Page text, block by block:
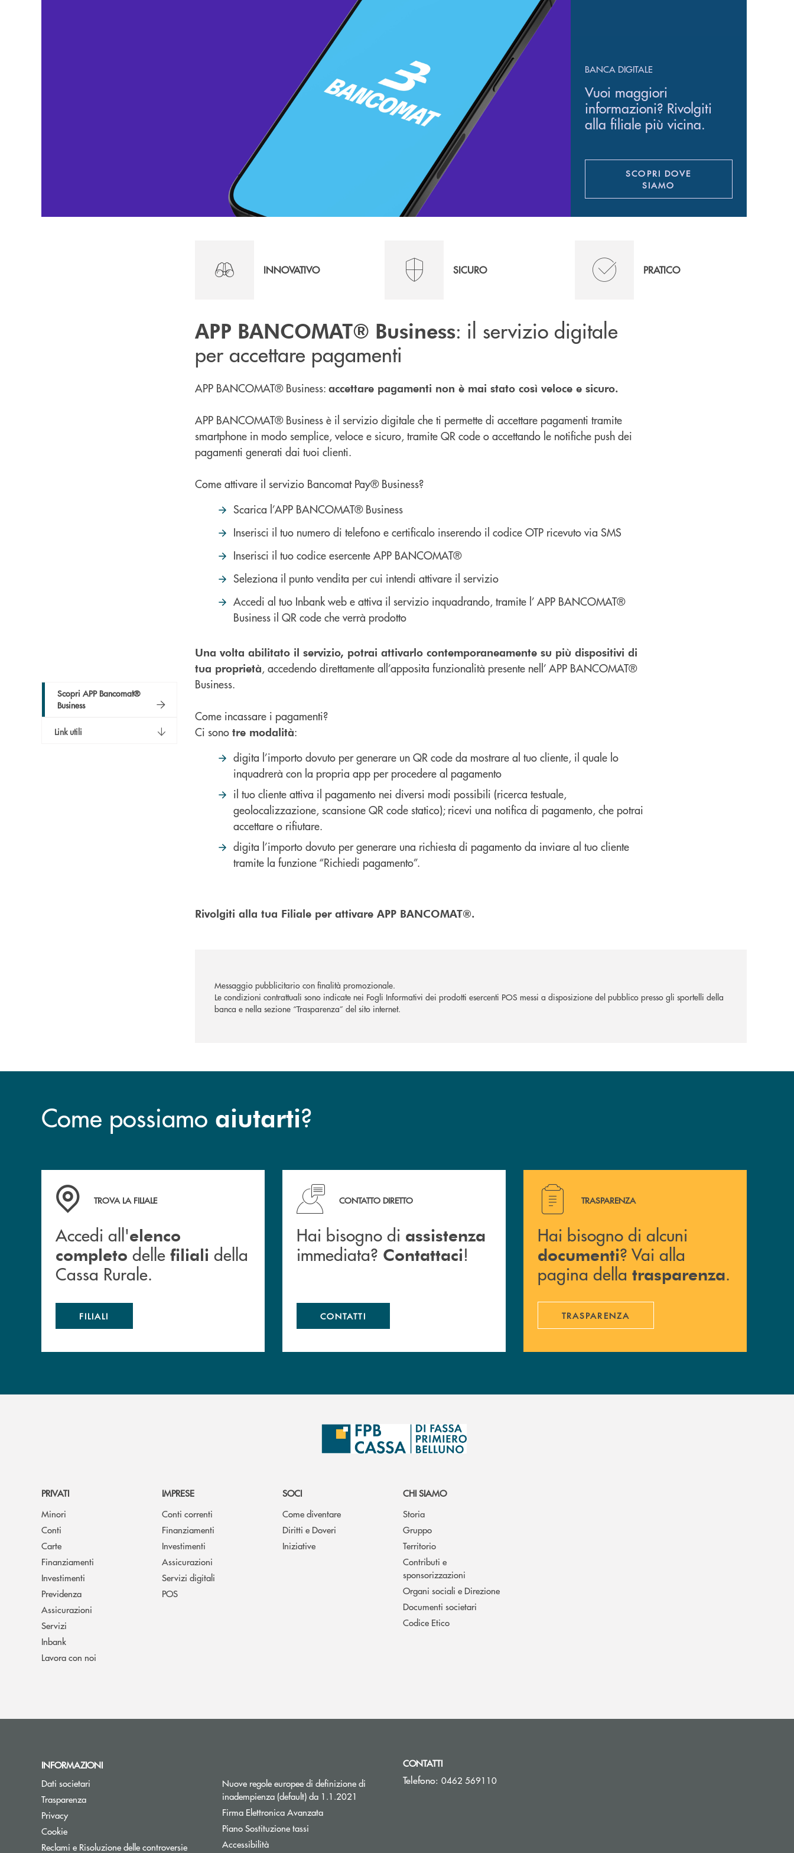
BANCA DIGITALE
Vuoi maggiori
informazioni? Rivolgiti
alla filiale più vicina.
SCOPRI DOVE
SIAMO
Scopri APP Bancomat®
Business
Link utili
INNOVATIVO SICURO PRATICO
APP BANCOMAT® Business: il servizio digitale
per accettare pagamenti
APP BANCOMAT® Business: accettare pagamenti non è mai stato così veloce e sicuro.
APP BANCOMAT® Business è il servizio digitale che ti permette di accettare pagamenti tramite
smartphone in modo semplice, veloce e sicuro, tramite QR code o accettando le notifiche push dei
pagamenti generati dai tuoi clienti.
Come attivare il servizio Bancomat Pay® Business?
Scarica l’APP BANCOMAT® Business
Inserisci il tuo numero di telefono e certificalo inserendo il codice OTP ricevuto via SMS
Inserisci il tuo codice esercente APP BANCOMAT®
Seleziona il punto vendita per cui intendi attivare il servizio
Accedi al tuo Inbank web e attiva il servizio inquadrando, tramite l’ APP BANCOMAT®
Business il QR code che verrà prodotto
Una volta abilitato il servizio, potrai attivarlo contemporaneamente su più dispositivi di
tua proprietà, accedendo direttamente all’apposita funzionalità presente nell’ APP BANCOMAT®
Business.
Come incassare i pagamenti?
Ci sono tre modalità:
digita l’importo dovuto per generare un QR code da mostrare al tuo cliente, il quale lo
inquadrerà con la propria app per procedere al pagamento
il tuo cliente attiva il pagamento nei diversi modi possibili (ricerca testuale,
geolocalizzazione, scansione QR code statico); ricevi una notifica di pagamento, che potrai
accettare o rifiutare.
digita l’importo dovuto per generare una richiesta di pagamento da inviare al tuo cliente
tramite la funzione “Richiedi pagamento”.
Rivolgiti alla tua Filiale per attivare APP BANCOMAT®.
Messaggio pubblicitario con finalità promozionale.
Le condizioni contrattuali sono indicate nei Fogli Informativi dei prodotti esercenti POS messi a disposizione del pubblico presso gli sportelli della
banca e nella sezione “Trasparenza” del sito internet.
Come possiamo aiutarti?
Accedi all' elenco completo delle filiali della Cassa Rurale.
TROVA LA FILIALE
Accedi all'elenco
completo delle filiali della
Cassa Rurale.
FILIALI
Hai bisogno di assistenza immediata? Contattaci !
CONTATTO DIRETTO
Hai bisogno di assistenza
immediata? Contattaci!
CONTATTI
Hai bisogno di alcuni documenti ? Vai alla pagina della
TRASPARENZA
Hai bisogno di alcuni
documenti? Vai alla
pagina della trasparenza.
TRASPARENZA
PRIVATI
Minori
Conti
Carte
Finanziamenti
Investimenti
Previdenza
Assicurazioni
Servizi
Inbank
Lavora con noi
IMPRESE
Conti correnti
Finanziamenti
Investimenti
Assicurazioni
Servizi digitali
POS
SOCI
Come diventare
Diritti e Doveri
Iniziative
CHI SIAMO
Storia
Gruppo
Territorio
Contributi e
sponsorizzazioni
Organi sociali e Direzione
Documenti societari
Codice Etico
INFORMAZIONI
Dati societari
Trasparenza
Privacy
Cookie
Reclami e Risoluzione delle controversie
Nuove regole europee di definizione di
inadempienza (default) da 1.1.2021
Firma Elettronica Avanzata
Piano Sostituzione tassi
Accessibilità
CONTATTI
Telefono: 0462 569110